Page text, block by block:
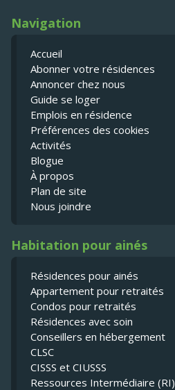
Navigation
Accueil
Abonner votre résidences
Annoncer chez nous
Guide se loger
Emplois en résidence
Préférences des cookies
Activités
Blogue
À propos
Plan de site
Nous joindre
Habitation pour ainés
Résidences pour ainés
Appartement pour retraités
Condos pour retraités
Résidences avec soin
Conseillers en hébergement
CLSC
CISSS et CIUSSS
Ressources Intermédiaire (RI)